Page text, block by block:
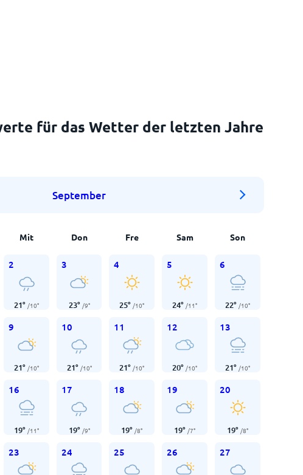
für das Wetter der letzten Jahre
September
Mit Don Fre Sam Son
2
21° /10°
3
23° /9°
4
25° /10°
5
24° /11°
6
22° /10°
9
21° /10°
10
21° /10°
11
21° /10°
12
20° /10°
13
21° /10°
16
19° /11°
17
19° /9°
18
19° /8°
19
19° /7°
20
19° /8°
23 24 25 26 27